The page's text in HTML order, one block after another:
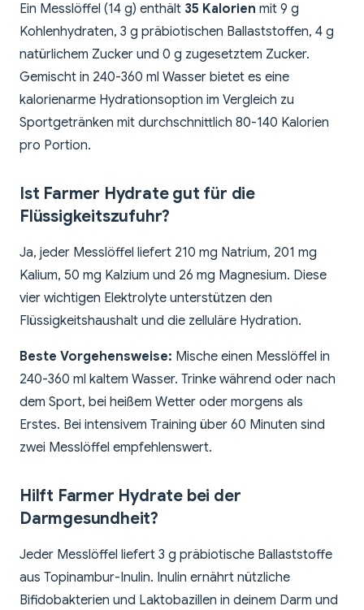
Ein Messlöffel (14 g) enthält 35 Kalorien mit 9 g
Kohlenhydraten, 3 g präbiotischen Ballaststoffen, 4 g
natürlichem Zucker und 0 g zugesetztem Zucker.
Gemischt in 240-360 ml Wasser bietet es eine
kalorienarme Hydrationsoption im Vergleich zu
Sportgetränken mit durchschnittlich 80-140 Kalorien
pro Portion.
Ist Farmer Hydrate gut für die
Flüssigkeitszufuhr?
Ja, jeder Messlöffel liefert 210 mg Natrium, 201 mg
Kalium, 50 mg Kalzium und 26 mg Magnesium. Diese
vier wichtigen Elektrolyte unterstützen den
Flüssigkeitshaushalt und die zelluläre Hydration.
Beste Vorgehensweise: Mische einen Messlöffel in
240-360 ml kaltem Wasser. Trinke während oder nach
dem Sport, bei heißem Wetter oder morgens als
Erstes. Bei intensivem Training über 60 Minuten sind
zwei Messlöffel empfehlenswert.
Hilft Farmer Hydrate bei der
Darmgesundheit?
Jeder Messlöffel liefert 3 g präbiotische Ballaststoffe
aus Topinambur-Inulin. Inulin ernährt nützliche
Bifidobakterien und Laktobazillen in deinem Darm und